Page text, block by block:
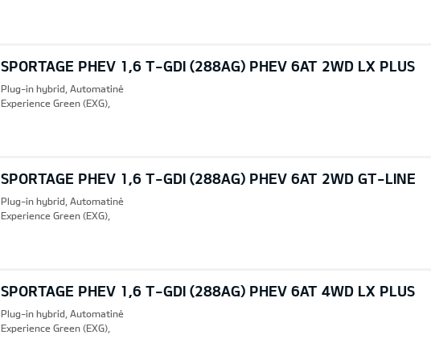
SPORTAGE PHEV 1,6 T-GDI (288AG) PHEV 6AT 2WD LX PLUS
Plug-in hybrid, Automatinė
Experience Green (EXG),
SPORTAGE PHEV 1,6 T-GDI (288AG) PHEV 6AT 2WD GT-LINE
Plug-in hybrid, Automatinė
Experience Green (EXG),
SPORTAGE PHEV 1,6 T-GDI (288AG) PHEV 6AT 4WD LX PLUS
Plug-in hybrid, Automatinė
Experience Green (EXG),